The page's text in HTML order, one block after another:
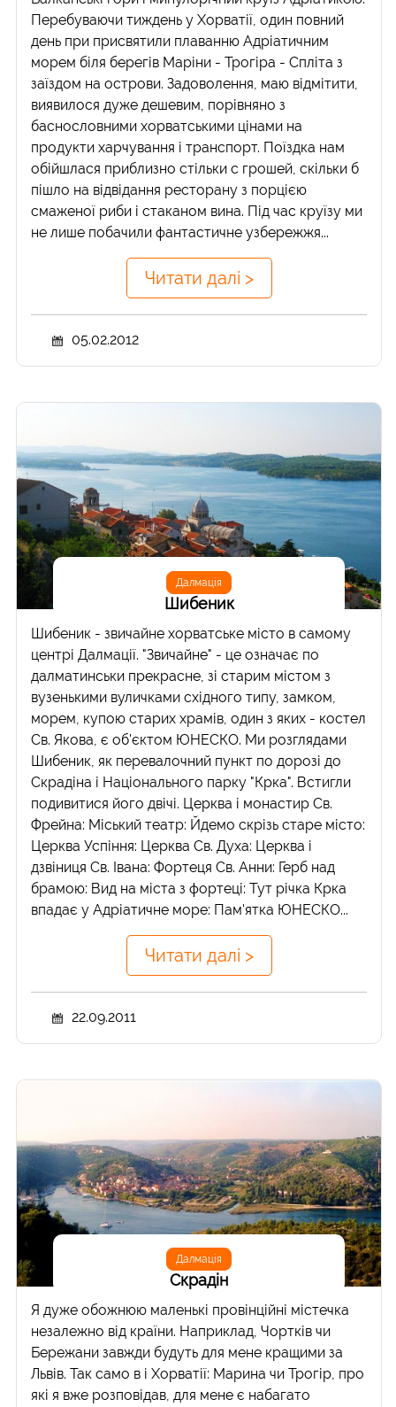
Перебуваючи тиждень у Хорватії, один повний
день при присвятили плаванню Адріатичним
морем біля берегів Маріни - Трогіра - Спліта з
заїздом на острови. Задоволення, маю відмітити,
виявилося дуже дешевим, порівняно з
баснословними хорватськими цінами на
продукти харчування і транспорт. Поїздка нам
обійшлася приблизно стільки с грошей, скільки б
пішло на відвідання ресторану з порцією
смаженої риби і стаканом вина. Під час круїзу ми
не лише побачили фантастичне узбережжя...
Читати далі >
05.02.2012
Далмація
Шибеник
Шибеник - звичайне хорватське місто в самому
центрі Далмації. "Звичайне" - це означає по
далматинськи прекрасне, зі старим містом з
вузенькими вуличками східного типу, замком,
морем, купою старих храмів, один з яких - костел
Св. Якова, є об'єктом ЮНЕСКО. Ми розглядами
Шибеник, як перевалочний пункт по дорозі до
Скрадіна і Національного парку "Крка". Встигли
подивитися його двічі. Церква і монастир Св.
Фрейна: Міський театр: Йдемо скрізь старе місто:
Церква Успіння: Церква Св. Духа: Церква і
дзвіниця Св. Івана: Фортеця Св. Анни: Герб над
брамою: Вид на міста з фортеці: Тут річка Крка
впадає у Адріатичне море: Пам'ятка ЮНЕСКО...
Читати далі >
22.09.2011
Далмація
Скрадін
Я дуже обожнюю маленькі провінційні містечка
незалежно від країни. Наприклад, Чортків чи
Бережани завжди будуть для мене кращими за
Львів. Так само в і Хорватії: Марина чи Трогір, про
які я вже розповідав, для мене є набагато